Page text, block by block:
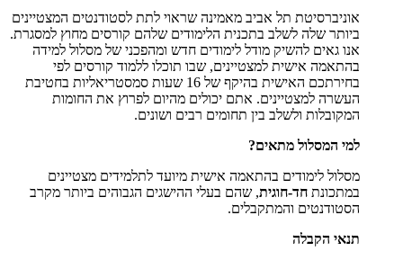
אוניברסיטת תל אביב מאמינה שראוי לתת לסטודנטים המצטיינים
ביותר שלה לשלב בתכנית הלימודים שלהם קורסים מחוץ למסגרת.
אנו גאים להשיק מודל לימודים חדש ומהפכני של מסלול למידה
בהתאמה אישית למצטיינים, שבו תוכלו ללמוד קורסים לפי
בחירתכם האישית בהיקף של 16 שעות סמסטריאליות בחטיבת
העשרה למצטיינים. אתם יכולים מהיום לפרוץ את החומות
המקובלות ולשלב בין תחומים רבים ושונים.
למי המסלול מתאים?
מסלול לימודים בהתאמה אישית מיועד לתלמידים מצטיינים
במתכונת חד-חוגית, שהם בעלי ההישגים הגבוהים ביותר מקרב
הסטודנטים והמתקבלים.
תנאי הקבלה